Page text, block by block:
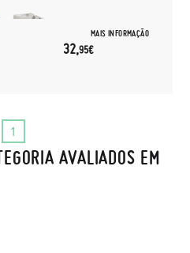
MAIS INFORMAÇÃO
32,95€
1
AVALIADOS EM